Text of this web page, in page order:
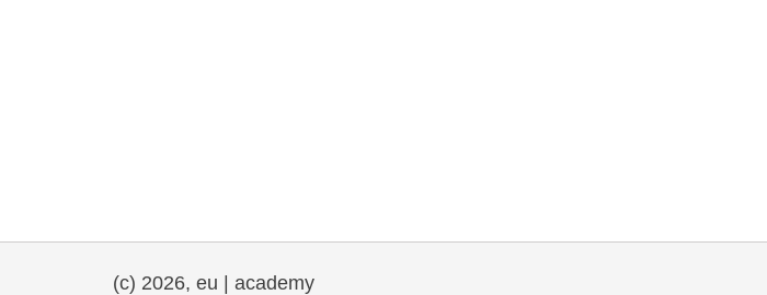
(c) 2026, eu | academy